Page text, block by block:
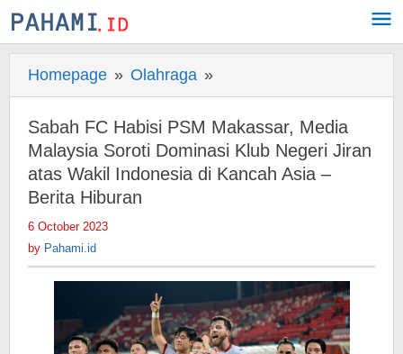
Skip
to
Homepage » Olahraga »
FC
Habisi
PSM
Makassar,
Dominasi
Klub
Negeri
Jiran
Sabah FC Habisi PSM Makassar, Media
Malaysia Soroti Dominasi Klub Negeri Jiran
atas Wakil Indonesia di Kancah Asia –
Berita Hiburan
6 October 2023
by Pahami.id